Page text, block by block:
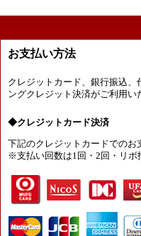
お支払い方法
クレジットカード、銀行振込、
ングクレジット決済がご利用い
◆クレジットカード決済
下記のクレジットカードでのお
※支払い回数は1回・2回・リボ